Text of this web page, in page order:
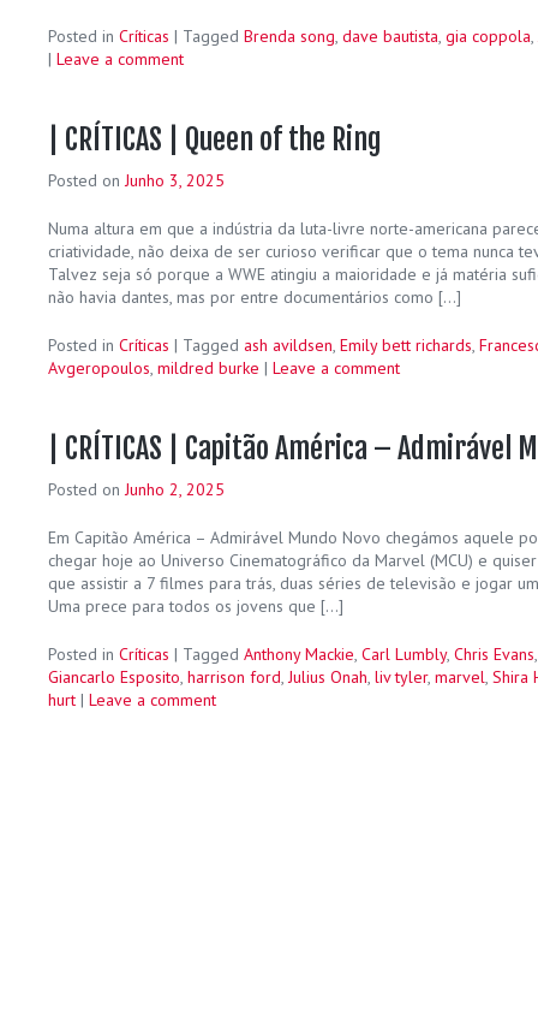
Posted in Críticas | Tagged Brenda song, dave bautista, gia coppola,
| Leave a comment
| CRÍTICAS | Queen of the Ring
Posted onJunho 3, 2025
Numa altura em que a indústria da luta-livre norte-americana
criatividade, não deixa de ser curioso verificar que o tema nunca
Talvez seja só porque a WWE atingiu a maioridade e já matéria
não havia dantes, mas por entre documentários como […]
Posted in Críticas | Tagged ash avildsen, Emily bett richards,
Avgeropoulos, mildred burke | Leave a comment
| CRÍTICAS | Capitão América – Admirável
Posted onJunho 2, 2025
Em Capitão América – Admirável Mundo Novo chegámos aquele
chegar hoje ao Universo Cinematográfico da Marvel (MCU) e
que assistir a 7 filmes para trás, duas séries de televisão e jogar
Uma prece para todos os jovens que […]
Posted in Críticas | Tagged Anthony Mackie, Carl Lumbly, Chris Evans
Giancarlo Esposito, harrison ford,Julius Onah, liv tyler, marvel, Shira
hurt | Leave a comment